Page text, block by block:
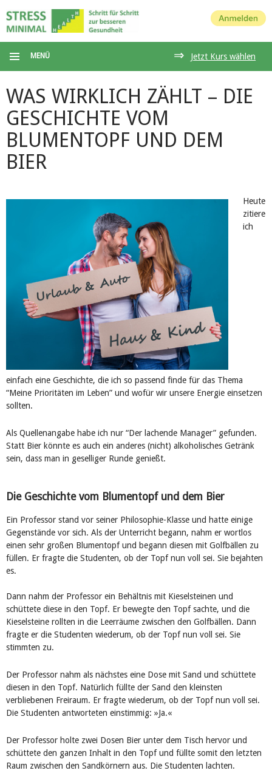
Anmelden
⇒ Jetzt Kurs wählen
MENÜ
WAS WIRKLICH ZÄHLT – DIE
GESCHICHTE VOM
BLUMENTOPF UND DEM
BIER
Heute
zitiere
ich
einfach eine Geschichte, die ich so passend finde für das Thema
“Meine Prioritäten im Leben” und wofür wir unsere Energie einsetzen
sollten.
Als Quellenangabe habe ich nur “Der lachende Manager” gefunden.
Statt Bier könnte es auch ein anderes (nicht) alkoholisches Getränk
sein, dass man in geselliger Runde genießt.
Die Geschichte vom Blumentopf und dem Bier
Ein Professor stand vor seiner Philosophie-Klasse und hatte einige
Gegenstände vor sich. Als der Unterricht begann, nahm er wortlos
einen sehr großen Blumentopf und begann diesen mit Golfbällen zu
füllen. Er fragte die Studenten, ob der Topf nun voll sei. Sie bejahten
es.
Dann nahm der Professor ein Behältnis mit Kieselsteinen und
schüttete diese in den Topf. Er bewegte den Topf sachte, und die
Kieselsteine rollten in die Leerräume zwischen den Golfbällen. Dann
fragte er die Studenten wiederum, ob der Topf nun voll sei. Sie
stimmten zu.
Der Professor nahm als nächstes eine Dose mit Sand und schüttete
diesen in den Topf. Natürlich füllte der Sand den kleinsten
verbliebenen Freiraum. Er fragte wiederum, ob der Topf nun voll sei.
Die Studenten antworteten einstimmig: »Ja.«
Der Professor holte zwei Dosen Bier unter dem Tisch hervor und
schüttete den ganzen Inhalt in den Topf und füllte somit den letzten
Raum zwischen den Sandkörnern aus. Die Studenten lachten.